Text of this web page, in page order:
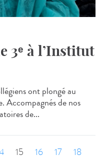
3ᵉ à l’Institut
ont plongé au
Accompagnés de nos
de...
15 16 17
18